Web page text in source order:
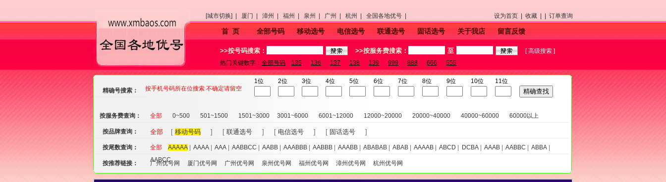
[城市切换] | 厦门 | 漳州 | 福州 | 泉州 | 广州 | 杭州 | 全国各地优号 | 设为首页 收藏 订单查询
首 页 全部号码 移动选号 电信选号 联通选号 固话选号 关于我店 留言反馈
>>按号码搜索： >>按服务费搜索： 至 [高级搜索 ]
热门关键数字： 全部号码 135 136 137 138 139 999 888 666 555
精确号搜索： 按手机号码所在位搜索 不确定请留空
1位 2位 3位 4位 5位 6位 7位 8位 9位 10位 11位
按服务费查询： 全部 0~500 501~1500 1501~3000 3001~6000 6001~12000 12000~20000 20000~40000 40000~60000 60000以上
按品牌查询： 全部 [ 移动号码 ] [ 联通选号 ] [ 电信选号 ] [ 固话选号 ]
按尾数查询： 全部 AAAAA AAAA AAA AABBCC AABB AAABBB AABBB AAABB ABABAB ABAB AAAAB ABCD DCBA AAAB AABBC ABBA
AABCC
按推荐链接： 广州优号网 厦门优号网 广州优号网 泉州优号网 福州优号网 漳州优号网 杭州优号网